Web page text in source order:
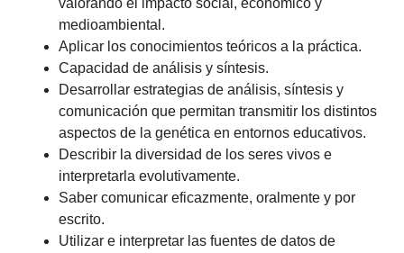
medioambiental.
Aplicar los conocimientos teóricos a la práctica.
Capacidad de análisis y síntesis.
Desarrollar estrategias de análisis, síntesis y
comunicación que permitan transmitir los distintos
aspectos de la genética en entornos educativos.
Describir la diversidad de los seres vivos e
interpretarla evolutivamente.
Saber comunicar eficazmente, oralmente y por
escrito.
Utilizar e interpretar las fuentes de datos de